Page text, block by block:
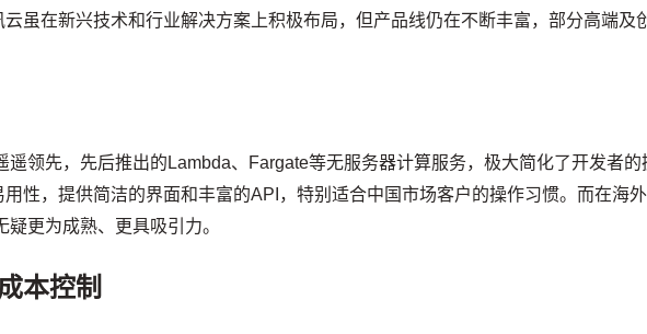
虽在新兴技术和行业解决方案上积极布局，但产品线仍在不断丰富，部分高端及
遥领先，先后推出的Lambda、Fargate等无服务器计算服务，极大简化了开发者的
性，提供简洁的界面和丰富的API，特别适合中国市场客户的操作习惯。而在海外
更为成熟、更具吸引力。
本控制